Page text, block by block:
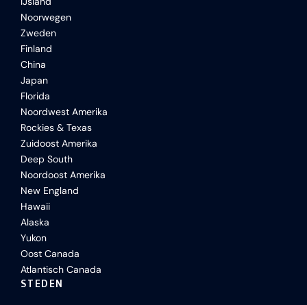
Noorwegen
Zweden
Finland
China
Japan
Florida
Noordwest Amerika
Rockies & Texas
Zuidoost Amerika
Deep South
Noordoost Amerika
New England
Hawaii
Alaska
Yukon
Oost Canada
Atlantisch Canada
STEDEN